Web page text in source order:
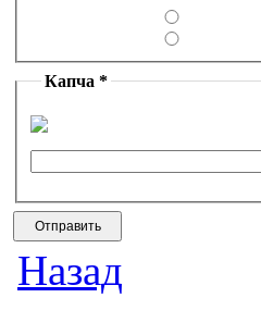
Капча *
Назад